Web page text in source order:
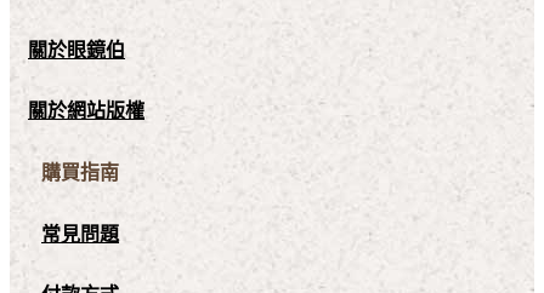
關於眼鏡伯
關於網站版權
購買指南
常見問題